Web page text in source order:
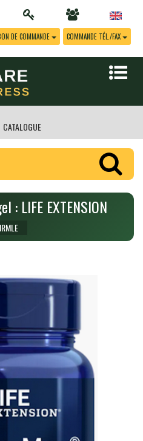
DE COMMANDE COMMANDE TÉL./FAX
CATALOGUE
: LIFE EXTENSION